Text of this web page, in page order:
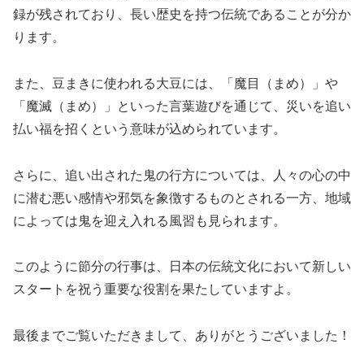
録が残されており、長い歴史を持つ伝統であることが分か
ります。
また、豆まきに使われる大豆には、「魔目（まめ）」や
「魔滅（まめ）」といった言葉遊びを通じて、災いを追い
払い福を招くという意味が込められています。
さらに、追い出された鬼の行方については、人々の心の中
に潜む悪い感情や邪気を象徴するものとされる一方、地域
によっては鬼を迎え入れる風習も見られます。
このように節分の行事は、日本の伝統文化において新しい
スタートを祝う重要な役割を果たしていますよ。
最後までご覧いただきまして、ありがとうございました！